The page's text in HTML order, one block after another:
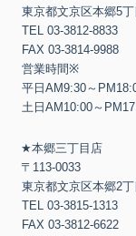
東京都文京区本郷5丁
TEL 03-3812-8833
FAX 03-3814-9988
営業時間※
平日 AM9:30～
土日 AM10:00～
★本郷三丁目店
〒 113-0033
東京都文京区本郷2丁
TEL 03-3815-1313
FAX 03-3812-6622